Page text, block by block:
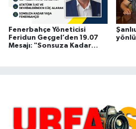
Fenerbahçe Yöneticisi
Feridun Geçgel’den 19.07
Mesajı: "Sonsuza Kadar